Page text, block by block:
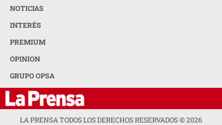
NOTICIAS
INTERÉS
PREMIUM
OPINION
GRUPO OPSA
LA PRENSA TODOS LOS DERECHOS RESERVADOS ©2026